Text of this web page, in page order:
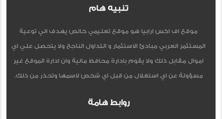
تنبيه هام
موقع اف اكس ارابيا هو موقع تعليمي خالص يهدف الي توعية
المستثمر العربي مبادئ الاستثمار و التداول الناجح ولا يتحصل علي اي
اموال مقابل ذلك ولا يقوم بادارة محافظ مالية وان ادارة الموقع غير
مسؤولة عن اي استغلال من قبل اي شخص لاسمها وتحذر من ذلك.
روابط هامة